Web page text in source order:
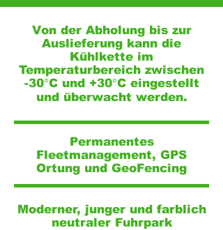
Von der Abholung bis zur
Auslieferung kann die
Kühlkette im
Temperaturbereich zwischen
-30°C und +30°C eingestellt
und überwacht werden.
Permanentes
Fleetmanagement, GPS
Ortung und GeoFencing
Moderner, junger und farblich
neutraler Fuhrpark